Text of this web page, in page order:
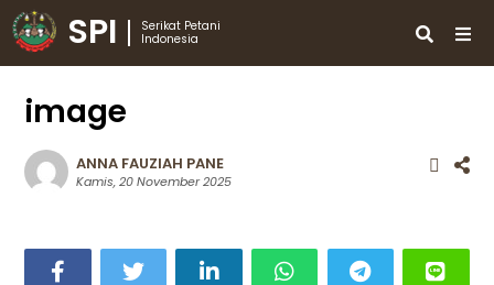
SPI
Serikat Petani
Indonesia
image
ANNA FAUZIAH PANE
Kamis, 20 November 2025